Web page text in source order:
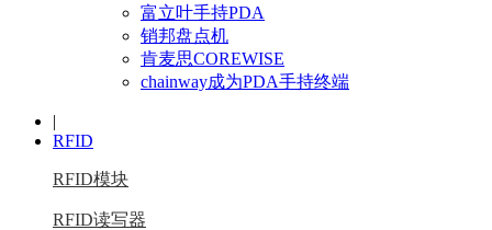
富立叶手持PDA
销邦盘点机
肯麦思COREWISE
chainway成为PDA手持终端
|
RFID
RFID模块
RFID读写器